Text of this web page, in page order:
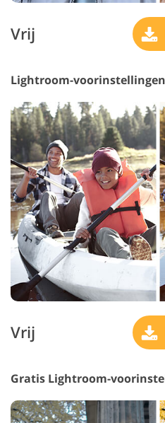
Vrij
Vrij